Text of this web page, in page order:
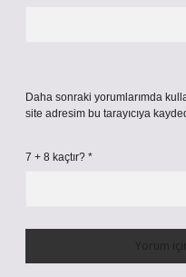
Daha sonraki yorumlarımda
site adresim bu tarayıcıya
7 + 8 kaçtır? *